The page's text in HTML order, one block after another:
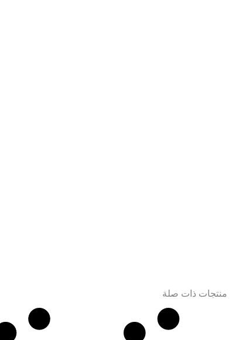
منتجات ذات صلة